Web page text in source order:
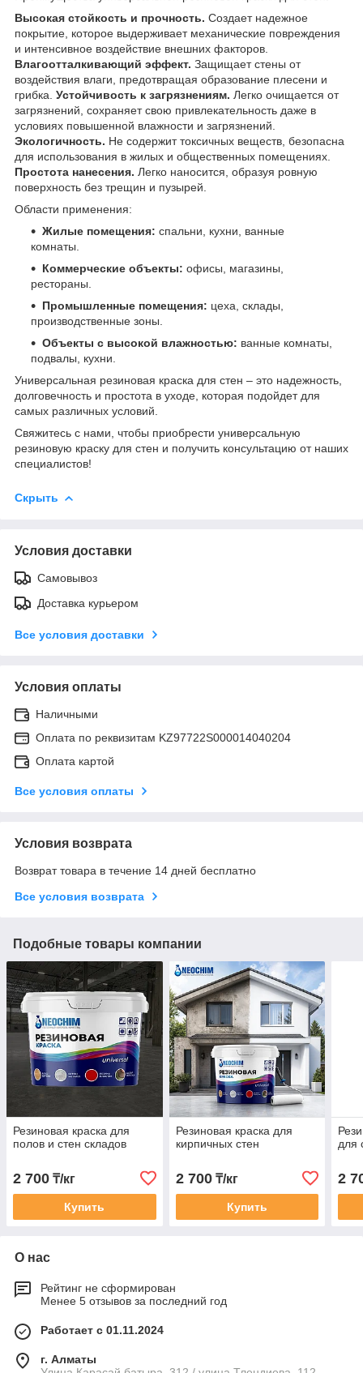
Высокая стойкость и прочность. Создает надежное
покрытие, которое выдерживает механические повреждения
и интенсивное воздействие внешних факторов.
Влагоотталкивающий эффект. Защищает стены от
воздействия влаги, предотвращая образование плесени и
грибка. Устойчивость к загрязнениям. Легко очищается от
загрязнений, сохраняет свою привлекательность даже в
условиях повышенной влажности и загрязнений.
Экологичность. Не содержит токсичных веществ, безопасна
для использования в жилых и общественных помещениях.
Простота нанесения. Легко наносится, образуя ровную
поверхность без трещин и пузырей.
Области применения:
Жилые помещения: спальни, кухни, ванные
комнаты.
Коммерческие объекты: офисы, магазины,
рестораны.
Промышленные помещения: цеха, склады,
производственные зоны.
Объекты с высокой влажностью: ванные комнаты,
подвалы, кухни.
Универсальная резиновая краска для стен – это надежность,
долговечность и простота в уходе, которая подойдет для
самых различных условий.
Свяжитесь с нами, чтобы приобрести универсальную
резиновую краску для стен и получить консультацию от наших
специалистов!
Скрыть
Условия доставки
Самовывоз
Доставка курьером
Все условия доставки
Условия оплаты
Наличными
Оплата по реквизитам KZ97722S000014040204
Оплата картой
Все условия оплаты
Условия возврата
Возврат товара в течение 14 дней бесплатно
Все условия возврата
Подобные товары компании
Резиновая краска для
полов и стен складов
2 700 ₸/кг
Купить
Резиновая краска для
кирпичных стен
2 700₸/кг
Купить
для
2
О нас
Рейтинг не сформирован
Менее 5 отзывов за последний год
Работает с 01.11.2024
г. Алматы